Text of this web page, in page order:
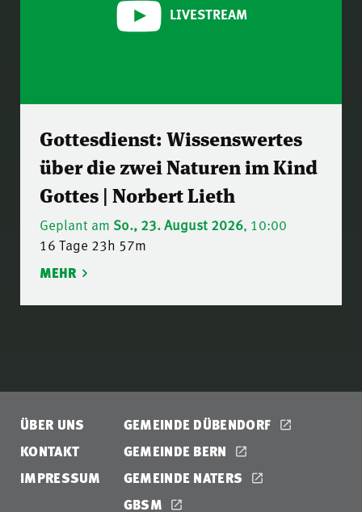
LIVESTREAM
Gottesdienst: Wissenswertes
über die zwei Naturen im Kind
Gottes | Norbert Lieth
Geplant am So., 23. August 2026, 10:00
16 Tage 23h 57m
MEHR
ÜBER UNS
KONTAKT
IMPRESSUM
GEMEINDE DÜBENDORF
GEMEINDE BERN
GEMEINDE NATERS
GBSM